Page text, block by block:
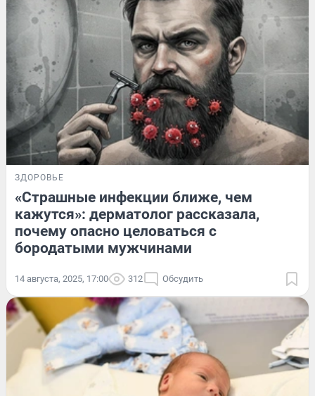
ЗДОРОВЬЕ
«Страшные инфекции ближе, чем
кажутся»: дерматолог рассказала,
почему опасно целоваться с
бородатыми мужчинами
14 августа, 2025, 17:00 312 Обсудить